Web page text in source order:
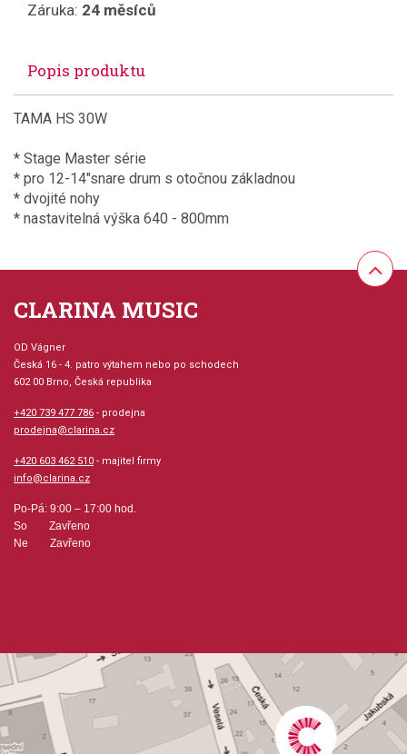
Záruka: 24 měsíců
Popis produktu
TAMA HS 30W
* Stage Master série
* pro 12-14"snare drum s otočnou základnou
* dvojité nohy
* nastavitelná výška 640 - 800mm
CLARINA MUSIC
OD Vágner
Česká 16 - 4. patro výtahem nebo po schodech
602 00 Brno, Česká republika
+420 739 477 786 - prodejna
prodejna@clarina.cz
+420 603 462 510 - majitel firmy
info@clarina.cz
Po-Pá: 9:00 – 17:00 hod.
So Zavřeno
Ne Zavřeno